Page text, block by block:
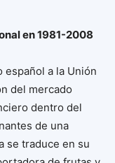
en 1981-2008
español a la Unión
del mercado
dentro del
de una
se traduce en su